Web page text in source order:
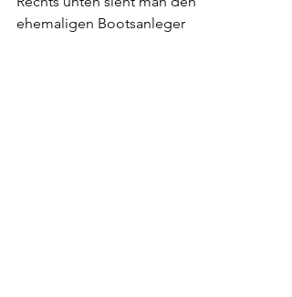
ehemaligen Bootsanleger